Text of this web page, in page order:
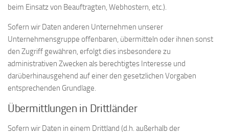
beim Einsatz von Beauftragten, Webhostern, etc.).
Sofern wir Daten anderen Unternehmen unserer
Unternehmensgruppe offenbaren, übermitteln oder ihnen sonst
den Zugriff gewähren, erfolgt dies insbesondere zu
administrativen Zwecken als berechtigtes Interesse und
darüberhinausgehend auf einer den gesetzlichen Vorgaben
entsprechenden Grundlage.
Übermittlungen in Drittländer
Sofern wir Daten in einem Drittland (d.h. außerhalb der